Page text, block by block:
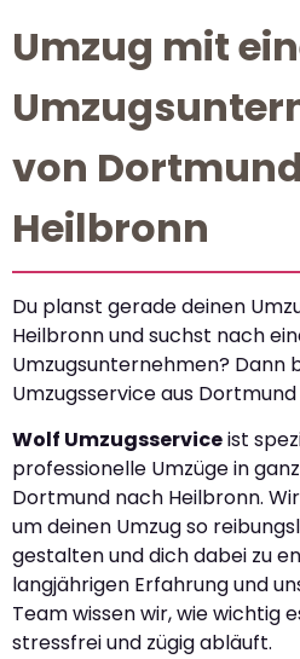
Umzug mit
von
Heilbronn
Du planst gerade deinen
Heilbronn und suchst nach
Umzugsunternehmen? Dann
Umzugsservice aus
Wolf Umzugsserviceist
professionelle Umzüge in ganz
Dortmund nach Heilbronn.
um deinen Umzug so
gestalten und dich dabei zu
langjährigen Erfahrung und
Team wissen wir, wie wichtig
stressfrei und zügig abläuft.